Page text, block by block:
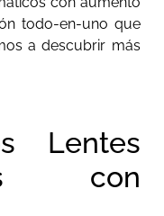
todo-en-uno que
a descubrir más
Lentes
con